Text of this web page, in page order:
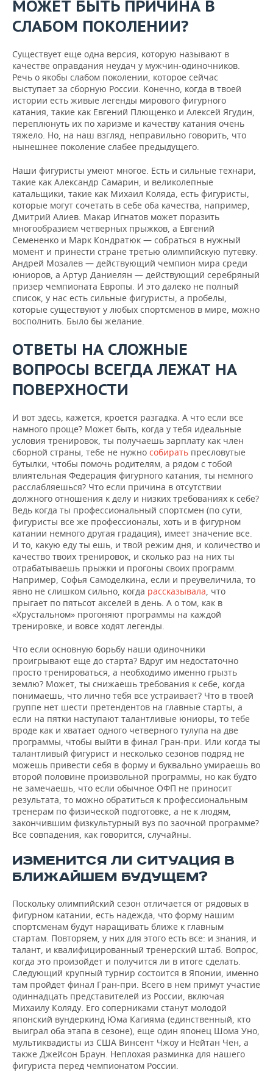
МОЖЕТ БЫТЬ ПРИЧИНА В
СЛАБОМ ПОКОЛЕНИИ?
Существует еще одна версия, которую называют в
качестве оправдания неудач у мужчин-одиночников.
Речь о якобы слабом поколении, которое сейчас
выступает за сборную России. Конечно, когда в твоей
истории есть живые легенды мирового фигурного
катания, такие как Евгений Плющенко и Алексей Ягудин,
переплюнуть их по харизме и качеству катания очень
тяжело. Но, на наш взгляд, неправильно говорить, что
нынешнее поколение слабее предыдущего.
Наши фигуристы умеют многое. Есть и сильные технари,
такие как Александр Самарин, и великолепные
катальщики, такие как Михаил Коляда, есть фигуристы,
которые могут сочетать в себе оба качества, например,
Дмитрий Алиев. Макар Игнатов может поразить
многообразием четверных прыжков, а Евгений
Семененко и Марк Кондратюк — собраться в нужный
момент и принести стране третью олимпийскую путевку.
Андрей Мозалев — действующий чемпион мира среди
юниоров, а Артур Даниелян — действующий серебряный
призер чемпионата Европы. И это далеко не полный
список, у нас есть сильные фигуристы, а пробелы,
которые существуют у любых спортсменов в мире, можно
восполнить. Было бы желание.
ОТВЕТЫ НА СЛОЖНЫЕ
ВОПРОСЫ ВСЕГДА ЛЕЖАТ НА
ПОВЕРХНОСТИ
И вот здесь, кажется, кроется разгадка. А что если все
намного проще? Может быть, когда у тебя идеальные
условия тренировок, ты получаешь зарплату как член
сборной страны, тебе не нужно собирать пресловутые
бутылки, чтобы помочь родителям, а рядом с тобой
влиятельная Федерация фигурного катания, ты немного
расслабляешься? Что если причина в отсутствии
должного отношения к делу и низких требованиях к себе?
Ведь когда ты профессиональный спортсмен (по сути,
фигуристы все же профессионалы, хоть и в фигурном
катании немного другая градация), имеет значение все.
И то, какую еду ты ешь, и твой режим дня, и количество и
качество твоих тренировок, и сколько раз на них ты
отрабатываешь прыжки и прогоны своих программ.
Например, Софья Самоделкина, если и преувеличила, то
явно не слишком сильно, когда рассказывала, что
прыгает по пятьсот акселей в день. А о том, как в
«Хрустальном» прогоняют программы на каждой
тренировке, и вовсе ходят легенды.
Что если основную борьбу наши одиночники
проигрывают еще до старта? Вдруг им недостаточно
просто тренироваться, а необходимо именно грызть
землю? Может, ты снижаешь требования к себе, когда
понимаешь, что лично тебя все устраивает? Что в твоей
группе нет шести претендентов на главные старты, а
если на пятки наступают талантливые юниоры, то тебе
вроде как и хватает одного четверного тулупа на две
программы, чтобы выйти в финал Гран-при. Или когда ты
талантливый фигурист и несколько сезонов подряд не
можешь привести себя в форму и буквально умираешь во
второй половине произвольной программы, но как будто
не замечаешь, что если обычное ОФП не приносит
результата, то можно обратиться к профессиональным
тренерам по физической подготовке, а не к людям,
закончившим физкультурный вуз по заочной программе?
Все совпадения, как говорится, случайны.
ИЗМЕНИТСЯ ЛИ СИТУАЦИЯ В
БЛИЖАЙШЕМ БУДУЩЕМ?
Поскольку олимпийский сезон отличается от рядовых в
фигурном катании, есть надежда, что форму нашим
спортсменам будут наращивать ближе к главным
стартам. Повторяем, у них для этого есть все: и знания, и
талант, и квалифицированный тренерский штаб. Вопрос,
когда это произойдет и получится ли в итоге сделать.
Следующий крупный турнир состоится в Японии, именно
там пройдет финал Гран-при. Всего в нем примут участие
одиннадцать представителей из России, включая
Михаилу Коляду. Его соперниками станут молодой
японский вундеркинд Юма Кагияма (единственный, кто
выиграл оба этапа в сезоне), еще один японец Шома Уно,
мультиквадисты из США Винсент Чжоу и Нейтан Чен, а
также Джейсон Браун. Неплохая разминка для нашего
фигуриста перед чемпионатом России.